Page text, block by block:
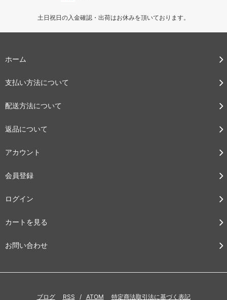
土日祝日の入金確認・出荷はお休みを頂いております。
ホーム
支払い方法について
配送方法について
返品について
アカウント
会員登録
ログイン
カートを見る
お問い合わせ
ブログ RSS / ATOM 特定商法取引法に基づく表記